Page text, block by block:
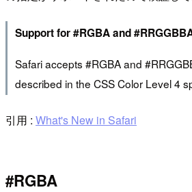
Support for #RGBA and
Safari accepts #RGBA and
described in the CSS Color Level 4
引用 : What's New in Safari
#RGBA